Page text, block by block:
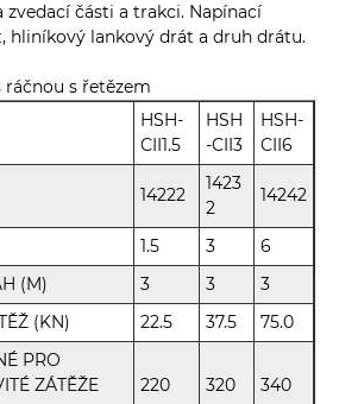
části a trakci. Napínací
hliníkový lankový drát a druh drátu.
s řetězem
HSH-
CII1.5
HSH
-CII3
HSH-
CII6
14222
1423
2
14242
1.5 3
6
(M)
3 3
3
(KN)
22.5 37.5
75.0
PRO
ZÁTĚŽE
220 320 340